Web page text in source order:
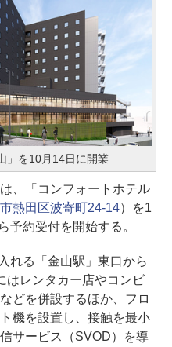
」を10月14日に開業
、「コンフォートホテル
熱田区波寄町24-14）を1
予約受付を開始する。
れる「金山駅」東口から
はレンタカー店やコンビ
どを併設するほか、フロ
機を設置し、接触を最小
サービス（SVOD）を導